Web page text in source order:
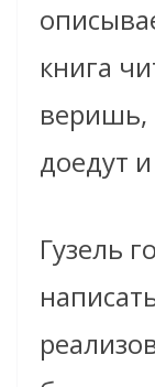
книга
веришь,
доедут
Гузель